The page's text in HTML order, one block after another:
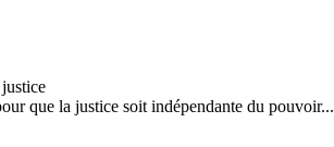
que la justice soit indépendante du pouvoir...